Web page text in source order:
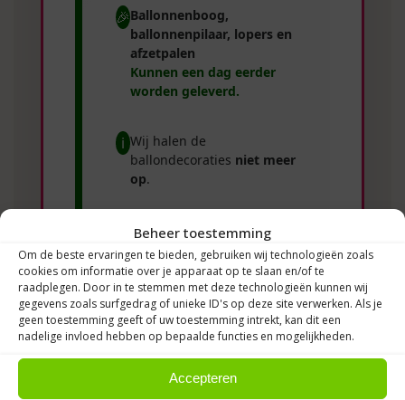
Beheer toestemming
Om de beste ervaringen te bieden, gebruiken wij technologieën zoals
cookies om informatie over je apparaat op te slaan en/of te
raadplegen. Door in te stemmen met deze technologieën kunnen wij
gegevens zoals surfgedrag of unieke ID's op deze site verwerken. Als je
geen toestemming geeft of uw toestemming intrekt, kan dit een
nadelige invloed hebben op bepaalde functies en mogelijkheden.
Accepteren
🎉Ballonnenboog,
ballonnenpilaar, lopers en
afzetpalen
Kunnen een dag eerder
worden geleverd.
ℹ️ Wij halen de
ballondecoraties niet meer
op.
Afzetpalen huur je voor
circa
4 dagen .
Deze halen wij gratis weer
bij je op.